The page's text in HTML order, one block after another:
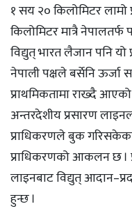
१ सय २० किलोमिटर
किलोमिटर मात्रै
विद्युत् भारत लैजान पनि
नेपाली पक्षले बर्सेनि ऊर्जा
प्राथमिकतामा राख्दै
अन्तरदेशीय प्रसारण
प्राधिकरणले बुक
प्राधिकरणको आकलन छ ।
लाइनबाट विद्युत्
हुन्छ ।